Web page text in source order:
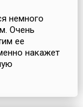
немного
Очень
ее
накажет